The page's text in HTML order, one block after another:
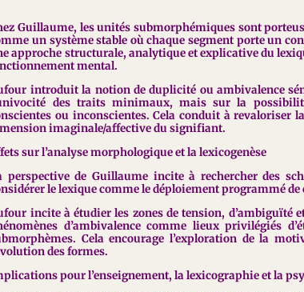
Guillaume, les unités submorphémiques sont
un système stable où chaque segment porte un
approche structurale, analytique et explicative du
mental.
introduit la notion de duplicité ou ambivalence
des traits minimaux, mais sur la
ou inconscientes. Cela conduit à revaloriser
imaginale/affective du signifiant.
sur l’analyse morphologique et la lexicogenèse
perspective de Guillaume incite à rechercher des
le lexique comme le déploiement programmé de
incite à étudier les zones de tension, d’ambiguïté
d’ambivalence comme lieux privilégiés
Cela encourage l’exploration de la
des formes.
pour l’enseignement, la lexicographie et la